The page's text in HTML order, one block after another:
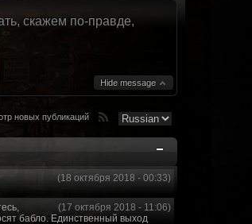
скажем по-правде,
Hide message
новых публикаций
(18 октября 2018 - 00:33)
(17 октября 2018 - 11:06)
бабло. Единственный выход